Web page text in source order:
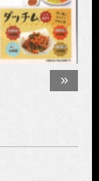
»